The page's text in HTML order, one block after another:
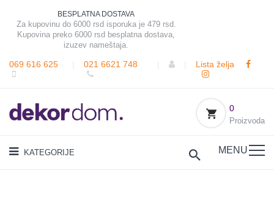
BESPLATNA DOSTAVA
Za kupovinu do 6000 rsd isporuka je 479 rsd.
Kupovina preko 6000 rsd besplatna dostava,
izuzev nameštaja.
069 616 625 021 6621 748 Lista želja
0
Proizvoda
KATEGORIJE MENU